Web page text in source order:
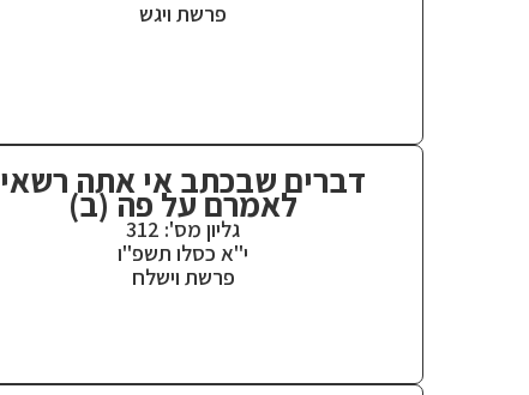
פרשת ויגש
דברים שבכתב אי אתה רשאי
לאמרם על פה (ב)
גליון מס': 312
י"א כסלו תשפ"ו
פרשת וישלח